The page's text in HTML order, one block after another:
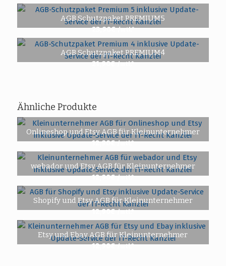
AGB Schutzpaket PREMIUM5
23,90€ /mtl.*
AGB Schutzpaket PREMIUM4
21,90€ /mtl.*
Ähnliche Produkte
Onlineshop und Etsy AGB für Kleinunternehmer
12,90€ /mtl.*
webador und Etsy AGB für Kleinunternehmer
12,90€ /mtl.*
Shopify und Etsy AGB für Kleinunternehmer
12,90€ /mtl.*
Etsy und Ebay AGB für Kleinunternehmer
12,90€ /mtl.*